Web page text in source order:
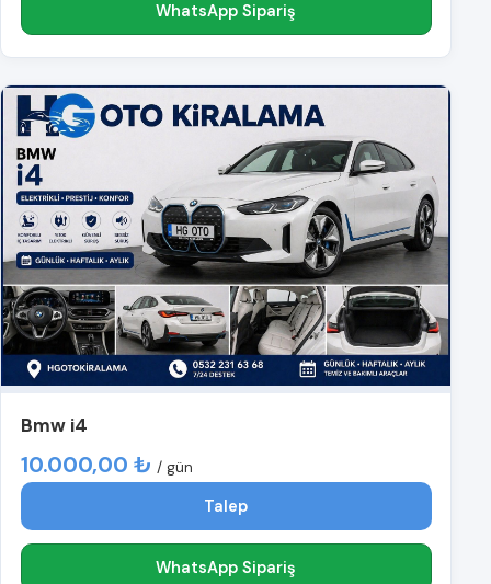
WhatsApp Sipariş
Bmw i4
10.000,00 ₺ / gün
Talep
WhatsApp Sipariş